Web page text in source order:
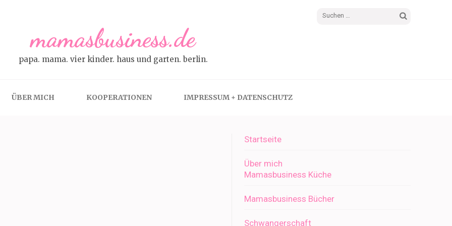
Suchen
mamasbusiness.de
papa. mama. vier kinder. haus und garten. berlin.
ÜBER MICH KOOPERATIONEN IMPRESSUM + DATENSCHUTZ
Startseite
Über mich
Mamasbusiness Küche
Mamasbusiness Bücher
Schwangerschaft